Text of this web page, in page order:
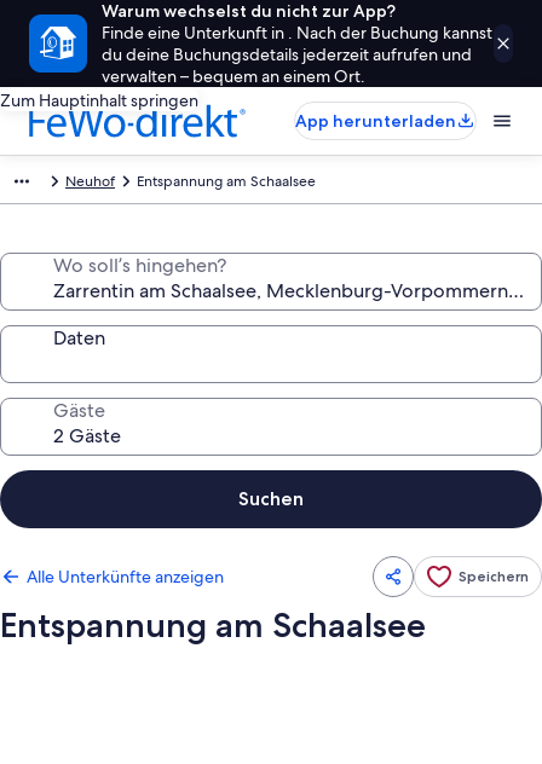
Warum wechselst du nicht zur App?
Finde eine Unterkunft in . Nach der Buchung kannst
du deine Buchungsdetails jederzeit aufrufen und
verwalten – bequem an einem Ort.
Zum Hauptinhalt springen
App herunterladen
Neuhof Entspannung am Schaalsee
Wo soll’s hingehen?
Daten
Gäste
Suchen
Alle Unterkünfte anzeigen Speichern
Entspannung am Schaalsee